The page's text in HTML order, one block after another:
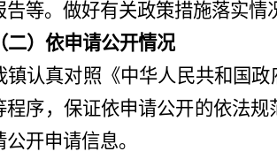
告等。做好有关政策措施落实
（二）依申请公开情况
镇认真对照《中华人民共和国
程序，保证依申请公开的依法
开申请信息。